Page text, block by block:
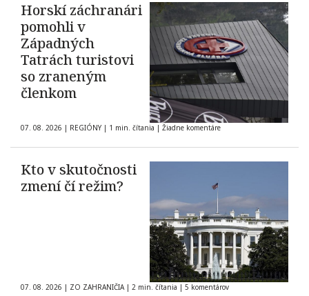
Horskí záchranári
pomohli v
Západných
Tatrách turistovi
so zraneným
členkom
07. 08. 2026 | REGIÓNY | 1 min. čítania | Žiadne komentáre
Kto v skutočnosti
zmení čí režim?
07. 08. 2026 | ZO ZAHRANIČIA | 2 min. čítania | 5 komentárov